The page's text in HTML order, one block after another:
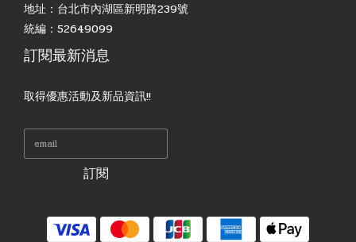
地址：台北市內湖區新明路239號
統編：52649099
訂閱最新消息
取得優惠活動及新品資訊!!
訂閱